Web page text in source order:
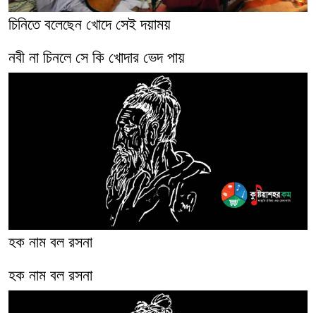
চিনিতে বলেছেন খোদে সেই দয়াময়
নবী না চিনলে সে কি খোদার ভেদ পায়
হক নাম বল রসনা
হক নাম বল রসনা